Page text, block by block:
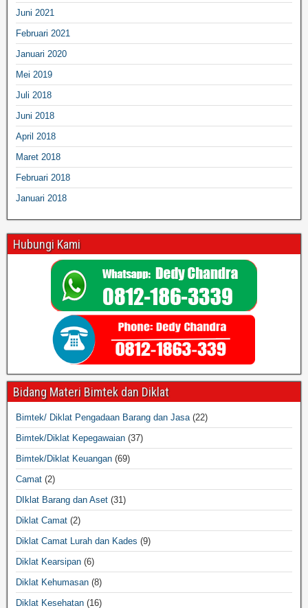
Juni 2021
Februari 2021
Januari 2020
Mei 2019
Juli 2018
Juni 2018
April 2018
Maret 2018
Februari 2018
Januari 2018
Hubungi Kami
Bidang Materi Bimtek dan Diklat
Bimtek/ Diklat Pengadaan Barang dan Jasa(22)
Bimtek/Diklat Kepegawaian (37)
Bimtek/Diklat Keuangan (69)
Camat (2)
DIklat Barang dan Aset (31)
Diklat Camat (2)
Diklat Camat Lurah dan Kades (9)
Diklat Kearsipan (6)
Diklat Kehumasan (8)
Diklat Kesehatan (16)